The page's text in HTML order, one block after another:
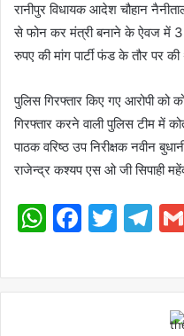
रानीपुर विधायक आदेश चौहान
से फोन कर मंत्री बनाने के ऐवज में
रुपए की मांग पार्टी फंड के तौर पर
पुलिस गिरफ्तार किए गए आरोपी को
गिरफ्तार करने वाली पुलिस टीम में
पाठक वरिष्ठ उप निरीक्षक नवीन
राजेन्द्र कश्यप एस ओ जी सिपाही
WhatsApp